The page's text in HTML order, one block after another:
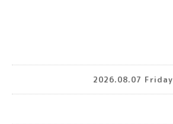
2026.08.07 Friday